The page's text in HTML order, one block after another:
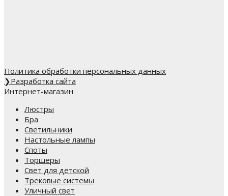
Политика обработки персональных данных
❯Разработка сайта
Интернет-магазин
Люстры
Бра
Светильники
Настольные лампы
Споты
Торшеры
Свет для детской
Трековые системы
Уличный свет